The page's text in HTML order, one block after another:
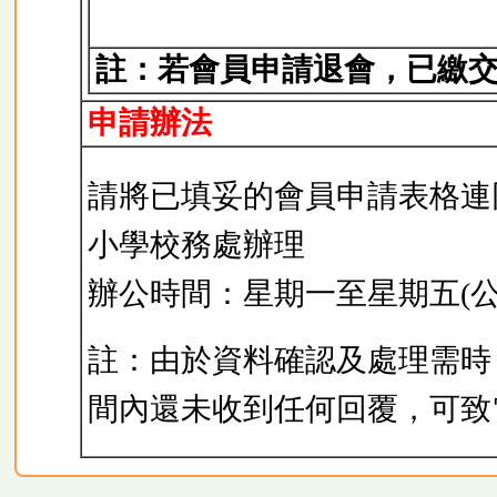
註：若會員申請退會，已繳
申請辦法
請將已填妥的會員申請表格
小學校務處辦理
辦公時間：星期一至星期五(
註：由於資料確認及處理需
間內還未收到任何回覆，可